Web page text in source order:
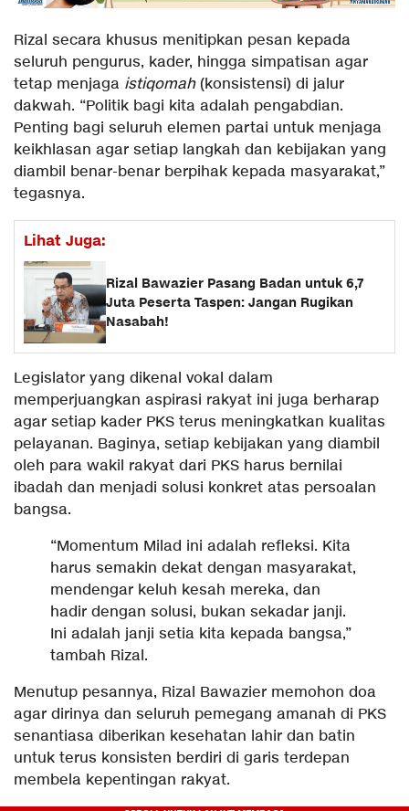
​Rizal secara khusus menitipkan pesan kepada
seluruh pengurus, kader, hingga simpatisan agar
tetap menjaga istiqomah(konsistensi) di jalur
dakwah. “Politik bagi kita adalah pengabdian.
Penting bagi seluruh elemen partai untuk menjaga
keikhlasan agar setiap langkah dan kebijakan yang
diambil benar-benar berpihak kepada masyarakat,”
tegasnya.
Lihat Juga:
Rizal Bawazier Pasang Badan untuk 6,7
Juta Peserta Taspen: Jangan Rugikan
Nasabah!
​Legislator yang dikenal vokal dalam
memperjuangkan aspirasi rakyat ini juga berharap
agar setiap kader PKS terus meningkatkan kualitas
pelayanan. Baginya, setiap kebijakan yang diambil
oleh para wakil rakyat dari PKS harus bernilai
ibadah dan menjadi solusi konkret atas persoalan
bangsa.
​“Momentum Milad ini adalah refleksi. Kita
harus semakin dekat dengan masyarakat,
mendengar keluh kesah mereka, dan
hadir dengan solusi, bukan sekadar janji.
Ini adalah janji setia kita kepada bangsa,”
tambah Rizal.
​Menutup pesannya, Rizal Bawazier memohon doa
agar dirinya dan seluruh pemegang amanah di PKS
senantiasa diberikan kesehatan lahir dan batin
untuk terus konsisten berdiri di garis terdepan
membela kepentingan rakyat.